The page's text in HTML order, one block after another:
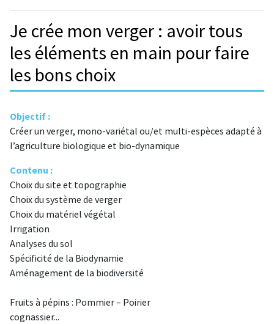
Je crée mon verger : avoir tous
les éléments en main pour faire
les bons choix
Objectif :
Créer un verger, mono-variétal ou/et multi-espèces adapté à
l’agriculture biologique et bio-dynamique
Contenu :
Choix du site et topographie
Choix du système de verger
Choix du matériel végétal
Irrigation
Analyses du sol
Spécificité de la Biodynamie
Aménagement de la biodiversité
Fruits à pépins : Pommier – Poirier
cognassier...